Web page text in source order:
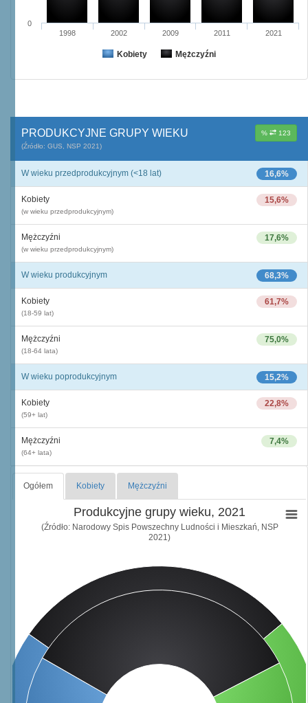
Kobiety Mężczyźni
1998 2002 2009 2011 2021
0
% 123
PRODUKCYJNE GRUPY WIEKU
(Źródło: GUS, NSP 2021)
16,6%
W wieku przedprodukcyjnym (<18 lat)
15,6%
Kobiety
(w wieku przedprodukcyjnym)
17,6%
Mężczyźni
(w wieku przedprodukcyjnym)
68,3%
W wieku produkcyjnym
61,7%
Kobiety
(18-59 lat)
75,0%
Mężczyźni
(18-64 lata)
15,2%
W wieku poprodukcyjnym
22,8%
Kobiety
(59+ lat)
7,4%
Mężczyźni
(64+ lata)
Ogółem Kobiety Mężczyźni
Produkcyjne grupy wieku, 2021
(Źródło: Narodowy Spis Powszechny Ludności i Mieszkań, NSP
2021)